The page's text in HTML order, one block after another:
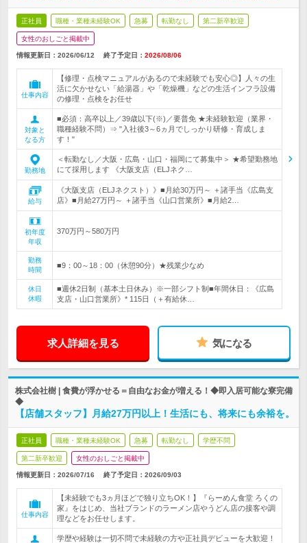
正社員 職種・業種未経験OK 急募 転勤なし 第二新卒歓迎
女性のおしごと掲載中
情報更新日：2026/06/12 終了予定日： 2026/08/06
仕事内容
【修理・点検マニュアルがあるので未経験でも安心◎】人々の生
活に欠かせない「給湯器」や「乾燥機」などの生活インフラ設備
の修理・点検をお任せ
対象と
なる方
■必須：高卒以上／39歳以下(※)／要普免 ★未経験歓迎（業界・
職種経験不問）⇒ "入社後3～6ヵ月でしっかり研修・育成しま
す！"
勤務地
＜転勤なし／大阪・広島・山口・福岡にて募集中＞ ★希望勤務地
にて採用します 《大阪支店（ELJネク…
給与
《大阪支店（ELJネクスト）》■月給30万円～ ＋諸手当《広島支
店》■月給27万円～ ＋諸手当《山口営業所》■月給2…
初年度
年収
370万円～580万円
勤務
時間
■9：00～18：00（休憩90分）★残業少なめ
休日
休暇
■週休2日制（基本土日休み）※一部シフト制■年間休日：《広島
支店・山口営業所》* 115日（＋有給休…
求人詳細を見る 気になる
株式会社樹 | 食費が浮かせる＝自由なお金が増える！◆即入居可能な寮完備
◆
【店舗スタッフ】月給27万円以上！生活にも、将来にも余裕を。
正社員 職種・業種未経験OK 急募 転勤なし 学歴不問
第二新卒歓迎 女性のおしごと掲載中
情報更新日：2026/07/16 終了予定日： 2026/09/03
仕事内容
【未経験でも3ヵ月ほどで独り立ちOK！】『らーめん食堂 ろくの
家』をはじめ、当社ブランドのラーメン店やうどん店の接客や調
理などをお任せします。
学歴や経験は一切不問で未経験の方や正社員デビューを大歓迎！